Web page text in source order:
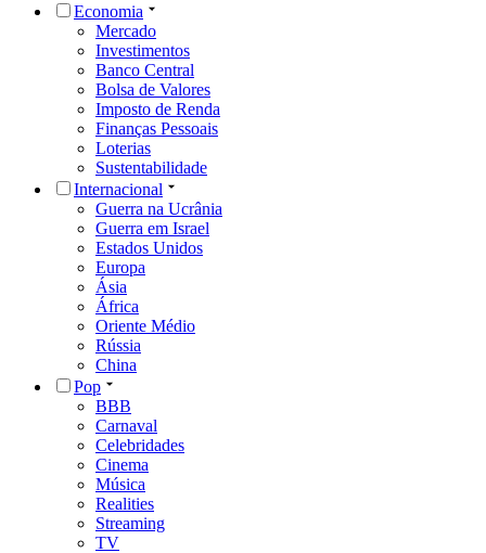
Economia
Mercado
Investimentos
Banco Central
Bolsa de Valores
Imposto de Renda
Finanças Pessoais
Loterias
Sustentabilidade
Internacional
Guerra na Ucrânia
Guerra em Israel
Estados Unidos
Europa
Ásia
África
Oriente Médio
Rússia
China
Pop
BBB
Carnaval
Celebridades
Cinema
Música
Realities
Streaming
TV